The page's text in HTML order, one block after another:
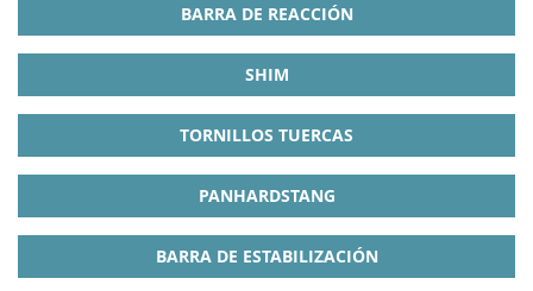
BARRA DE REACCIÓN
SHIM
TORNILLOS TUERCAS
PANHARDSTANG
BARRA DE ESTABILIZACIÓN